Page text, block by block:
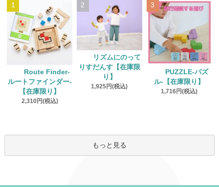
1
Route Finder‐
ルートファインダー‐
【在庫限り】
2,310円(税込)
2
リズムにのって
りすだんす【在庫限
り】
1,925円(税込)
3
PUZZLE‐パズ
ル‐【在庫限り】
1,716円(税込)
もっと見る